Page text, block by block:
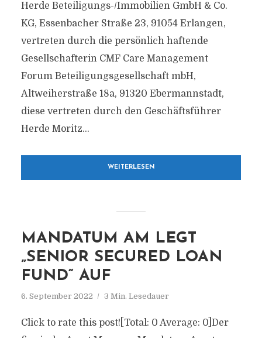
Herde Beteiligungs-/Immobilien GmbH & Co.
KG, Essenbacher Straße 23, 91054 Erlangen,
vertreten durch die persönlich haftende
Gesellschafterin CMF Care Management
Forum Beteiligungsgesellschaft mbH,
Altweiherstraße 18a, 91320 Ebermannstadt,
diese vertreten durch den Geschäftsführer
Herde Moritz...
WEITERLESEN
MANDATUM AM LEGT
„SENIOR SECURED LOAN
FUND“ AUF
6. September 2022 3 Min. Lesedauer
Click to rate this post![Total: 0 Average: 0]Der